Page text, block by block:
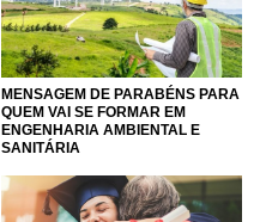
MENSAGEM DE PARABÉNS PARA
QUEM VAI SE FORMAR EM
ENGENHARIA AMBIENTAL E
SANITÁRIA